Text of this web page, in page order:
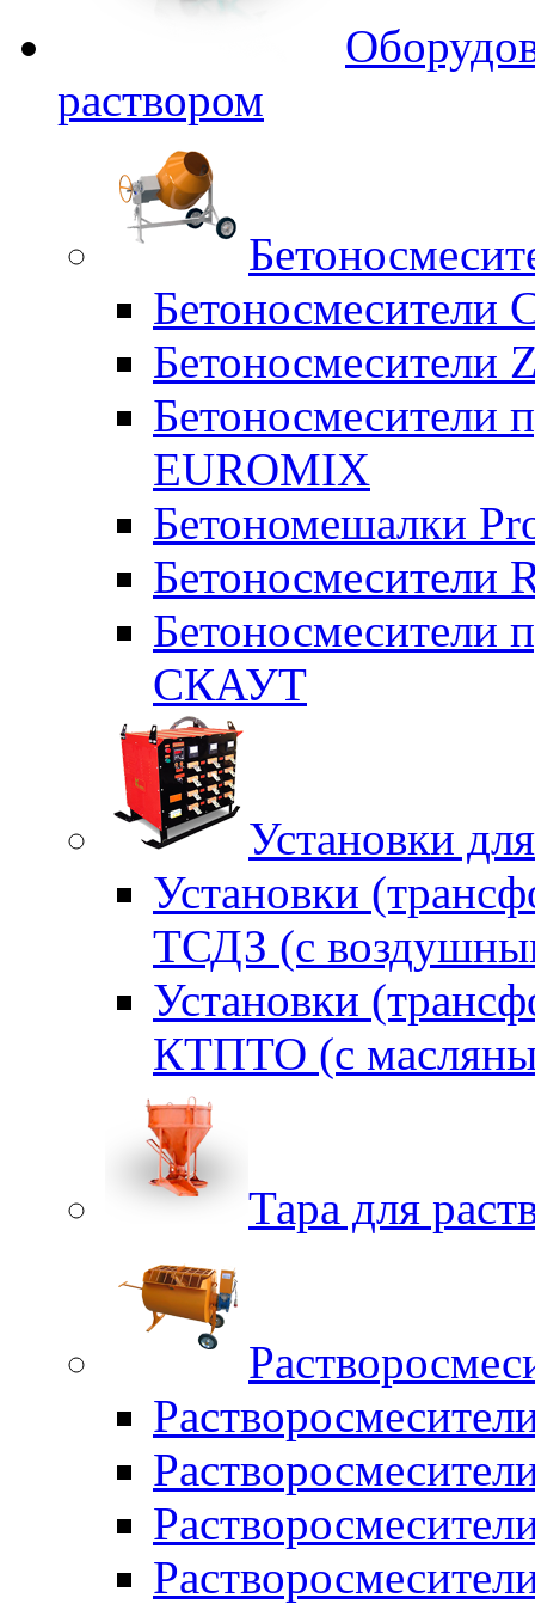
раствором
Бетоносмесители
Бетоносмесители
Бетоносмесители
EUROMIX
Бетономешалки
Бетоносмесители
Бетоносмесители
СКАУТ
Установки
Установки
ТСДЗ (c
Установки
КТПТО (c
Тара для